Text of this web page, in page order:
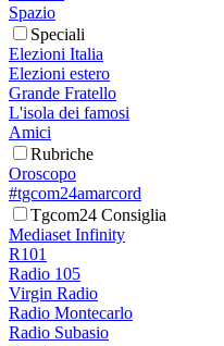
Spazio
Speciali
Elezioni Italia
Elezioni estero
Grande Fratello
L'isola dei famosi
Amici
Rubriche
Oroscopo
#tgcom24amarcord
Tgcom24 Consiglia
Mediaset Infinity
R101
Radio 105
Virgin Radio
Radio Montecarlo
Radio Subasio